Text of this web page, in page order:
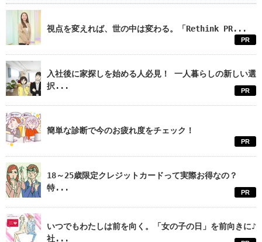
視点を変えれば、世の中は変わる。「Rethink PR...
PR
入社後に家探しを始める人必見！ 一人暮らしの新しい選
択...
PR
簡単な診断で今のお疲れ度をチェック！
PR
18～25歳限定クレジットカードって実際お得なの？
特...
PR
いつでもわたしは前を向く。「女の子の日」を前向きに♪
社...